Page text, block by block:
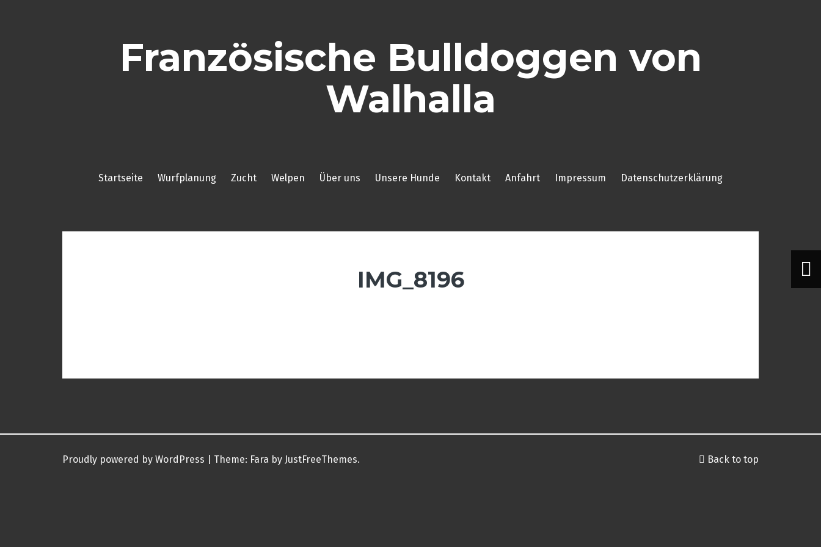
Französische Bulldoggen von
Walhalla
Startseite Wurfplanung Zucht Welpen Über uns Unsere Hunde Kontakt Anfahrt Impressum Datenschutzerklärung
IMG_8196
Proudly powered by WordPress Theme: Fara by JustFreeThemes. Back to top